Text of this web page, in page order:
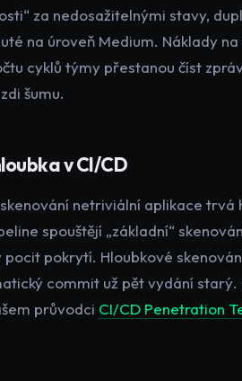
za nedosažitelnými stavy,
na úroveň Medium. Náklady
cyklů týmy přestanou číst
šumu.
v CI/CD
netriviální aplikace
spouštějí „základní“
pocit pokrytí. Hloubkové
commit už pět vydání
průvodci CI/CD Penetration